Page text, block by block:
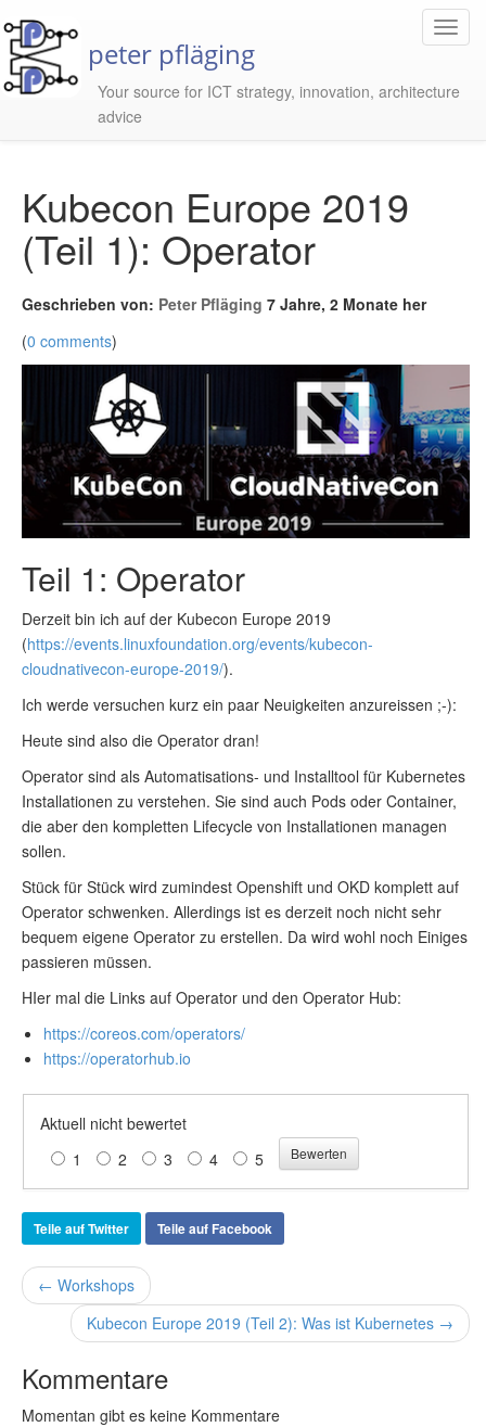
peter pfläging
Your source for ICT strategy, innovation, architecture
advice
Kubecon Europe 2019
(Teil 1): Operator
Geschrieben von: Peter Pfläging 7 Jahre, 2 Monate her
(0 comments)
Teil 1: Operator
Derzeit bin ich auf der Kubecon Europe 2019
(https://events.linuxfoundation.org/events/kubecon-
cloudnativecon-europe-2019/).
Ich werde versuchen kurz ein paar Neuigkeiten anzureissen ;-):
Heute sind also die Operator dran!
Operator sind als Automatisations- und Installtool für Kubernetes
Installationen zu verstehen. Sie sind auch Pods oder Container,
die aber den kompletten Lifecycle von Installationen managen
sollen.
Stück für Stück wird zumindest Openshift und OKD komplett auf
Operator schwenken. Allerdings ist es derzeit noch nicht sehr
bequem eigene Operator zu erstellen. Da wird wohl noch Einiges
passieren müssen.
HIer mal die Links auf Operator und den Operator Hub:
https://coreos.com/operators/
https://operatorhub.io
Aktuell nicht bewertet
1
2 3 4 5
Teile auf Twitter Teile auf Facebook
← Workshops
Kubecon Europe 2019 (Teil 2): Was ist Kubernetes →
Kommentare
Momentan gibt es keine Kommentare